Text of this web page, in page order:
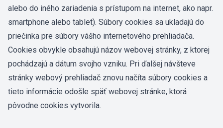
alebo do iného zariadenia s prístupom na internet, ako napr.
smartphone alebo tablet). Súbory cookies sa ukladajú do
priečinka pre súbory vášho internetového prehliadača.
Cookies obvykle obsahujú názov webovej stránky, z ktorej
pochádzajú a dátum svojho vzniku. Pri ďalšej návšteve
stránky webový prehliadač znovu načíta súbory cookies a
tieto informácie odošle späť webovej stránke, ktorá
pôvodne cookies vytvorila.